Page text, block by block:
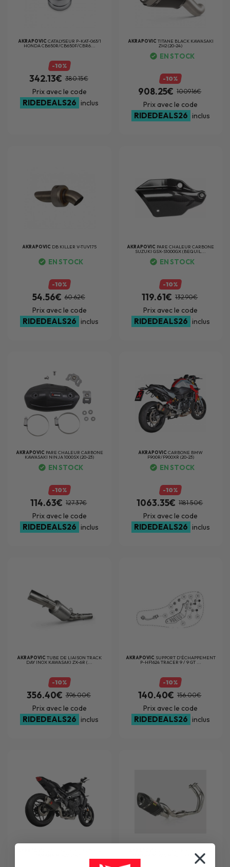
AKRAPOVIC CATALYSEUR P-KAT-063/1
HONDA CB650R/CB650F/CBR6...
-10%
342.13€ 380.15€
Prix avec le code
RIDEDEALS26 inclus
AKRAPOVIC TITANE BLACK KAWASAKI
ZH2 (20-24)
EN STOCK
-10%
908.25€ 1009.16€
Prix avec le code
RIDEDEALS26 inclus
AKRAPOVIC DB KILLER V-TUV175
EN STOCK
-10%
54.56€ 60.62€
Prix avec le code
RIDEDEALS26 inclus
AKRAPOVIC PARE CHALEUR CARBONE
SUZUKI GSX-S1000GX (BEQUIL...
EN STOCK
-10%
119.61€ 132.90€
Prix avec le code
RIDEDEALS26 inclus
AKRAPOVIC PARE CHALEUR CARBONE
KAWASAKI NINJA 1000SX (20-23)
EN STOCK
-10%
114.63€ 127.37€
Prix avec le code
RIDEDEALS26 inclus
AKRAPOVICCARBONE BMW
F900R/F900XR (20-23)
EN STOCK
-10%
1063.35€ 1181.50€
Prix avec le code
RIDEDEALS26 inclus
AKRAPOVICTUBE DE LIAISON TRACK
DAY INOX KAWASAKI ZX-6R (...
-10%
356.40€ 396.00€
Prix avec le code
RIDEDEALS26 inclus
AKRAPOVIC SUPPORT D'ÉCHAPPEMENT
P-HF1624 TRACER 9 / 9 GT ...
-10%
140.40€ 156.00€
Prix avec le code
RIDEDEALS26 inclus
YAMAHA MT-07/MT-07 TRACER/X...